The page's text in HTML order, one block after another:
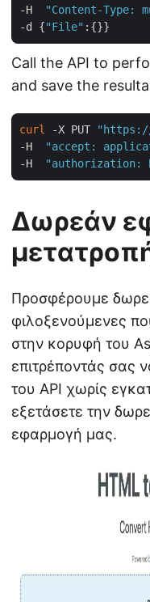
-H
"Content-Type:
-d {"File"
Call the API to
and save the
curl -X PUT
"https://
-H
"accept:
-H
"authorization:
Δωρεάν
Προσφέρουμε
φιλοξενούμενες
στην κορυφή του
επιτρέποντάς σας
του API χωρίς
εξετάσετε την
εφαρμογή μας.